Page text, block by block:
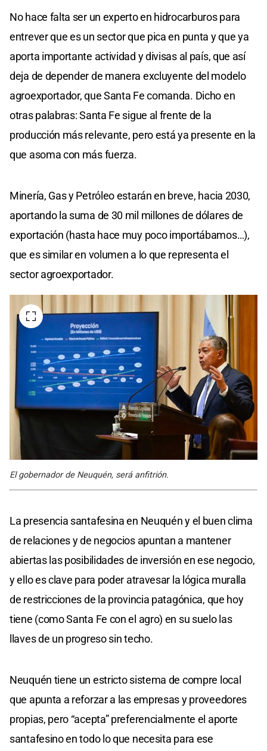
No hace falta ser un experto en hidrocarburos para
entrever que es un sector que pica en punta y que ya
aporta importante actividad y divisas al país, que así
deja de depender de manera excluyente del modelo
agroexportador, que Santa Fe comanda. Dicho en
otras palabras: Santa Fe sigue al frente de la
producción más relevante, pero está ya presente en la
que asoma con más fuerza.
Minería, Gas y Petróleo estarán en breve, hacia 2030,
aportando la suma de 30 mil millones de dólares de
exportación (hasta hace muy poco importábamos…),
que es similar en volumen a lo que representa el
sector agroexportador.
El gobernador de Neuquén, será anfitrión.
La presencia santafesina en Neuquén y el buen clima
de relaciones y de negocios apuntan a mantener
abiertas las posibilidades de inversión en ese negocio,
y ello es clave para poder atravesar la lógica muralla
de restricciones de la provincia patagónica, que hoy
tiene (como Santa Fe con el agro) en su suelo las
llaves de un progreso sin techo.
Neuquén tiene un estricto sistema de compre local
que apunta a reforzar a las empresas y proveedores
propias, pero “acepta” preferencialmente el aporte
santafesino en todo lo que necesita para ese